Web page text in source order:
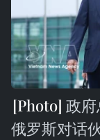
政
俄罗斯对话